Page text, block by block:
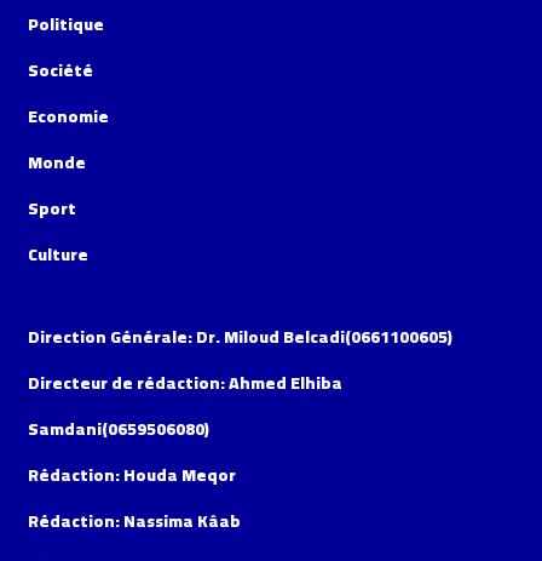
Politique
Société
Economie
Monde
Sport
Culture
Direction Générale: Dr. Miloud Belcadi(0661100605)
Directeur de rédaction: Ahmed Elhiba
Samdani(0659506080)
Rédaction: Houda Meqor
Rédaction: Nassima Kâab